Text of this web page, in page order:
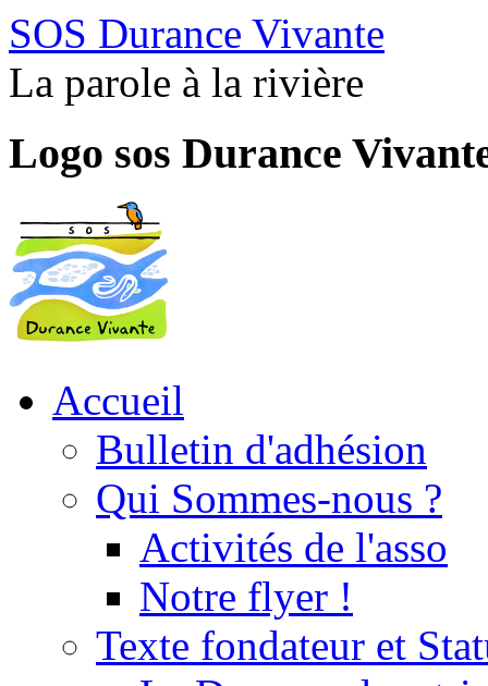
SOS Durance Vivante
La parole à la rivière
Logo sos Durance
Accueil
Bulletin d'adhésion
Qui Sommes-nous ?
Activités de l'asso
Notre flyer !
Texte fondateur et